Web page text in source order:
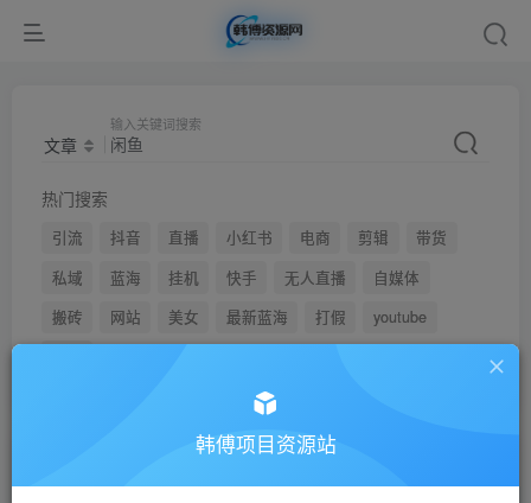
文章
输入关键词搜索
热门搜索
引流 抖音 直播 小红书 电商 剪辑
带货
私域
蓝海 挂机 快手 无人直播
自媒体
搬砖
网站 美女 最新蓝海 打假
youtube
韩傅项目资源站